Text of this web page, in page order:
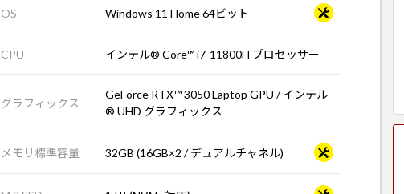
OS Windows 11 Home 64ビット
CPU インテル® Core™ i7-11800H プロセッサー
グラフィックス
GeForce RTX™ 3050 Laptop GPU / インテル
® UHD グラフィックス
メモリ標準容量 32GB (16GB×2 / デュアルチャネル)